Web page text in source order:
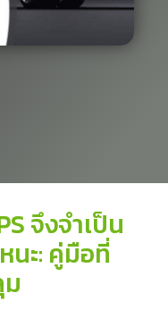
จึงจำเป็น
นะ: คู่มือที่